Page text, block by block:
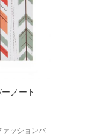
ノート
ッションバ